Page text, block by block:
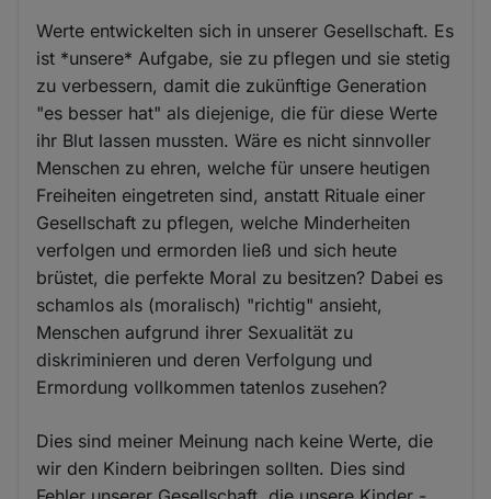
Werte entwickelten sich in unserer Gesellschaft. Es
ist *unsere* Aufgabe, sie zu pflegen und sie stetig
zu verbessern, damit die zukünftige Generation
"es besser hat" als diejenige, die für diese Werte
ihr Blut lassen mussten. Wäre es nicht sinnvoller
Menschen zu ehren, welche für unsere heutigen
Freiheiten eingetreten sind, anstatt Rituale einer
Gesellschaft zu pflegen, welche Minderheiten
verfolgen und ermorden ließ und sich heute
brüstet, die perfekte Moral zu besitzen? Dabei es
schamlos als (moralisch) "richtig" ansieht,
Menschen aufgrund ihrer Sexualität zu
diskriminieren und deren Verfolgung und
Ermordung vollkommen tatenlos zusehen?
Dies sind meiner Meinung nach keine Werte, die
wir den Kindern beibringen sollten. Dies sind